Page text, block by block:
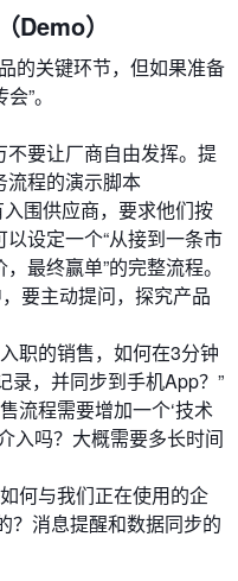
Demo）
的关键环节，但如果准备
”。
不要让厂商自由发挥。提
流程的演示脚本
入围供应商，要求他们按
设定一个“从接到一条市
最终赢单”的完整流程。
要主动提问，探究产品
职的销售，如何在3分钟
录，并同步到手机App？”
流程需要增加一个‘技术
入吗？大概需要多长时间
何与我们正在使用的企
？消息提醒和数据同步的